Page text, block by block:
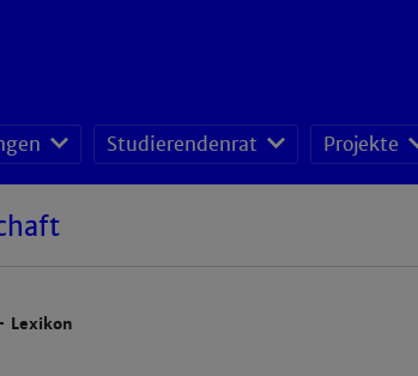
Studierendenrat Projekte
Lexikon